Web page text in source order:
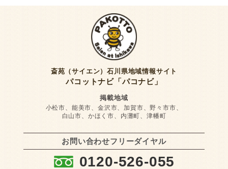
斎苑（サイエン）石川県地域情報サイト
パコットナビ「パコナビ」
掲載地域
小松市、能美市、金沢市、加賀市、野々市市、
白山市、かほく市、内灘町、津幡町
お問い合わせフリーダイヤル
: 0120-526-055